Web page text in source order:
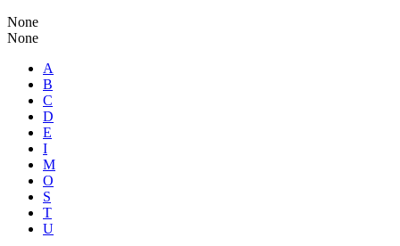
None
None
A
B
C
D
E
I
M
O
S
T
U